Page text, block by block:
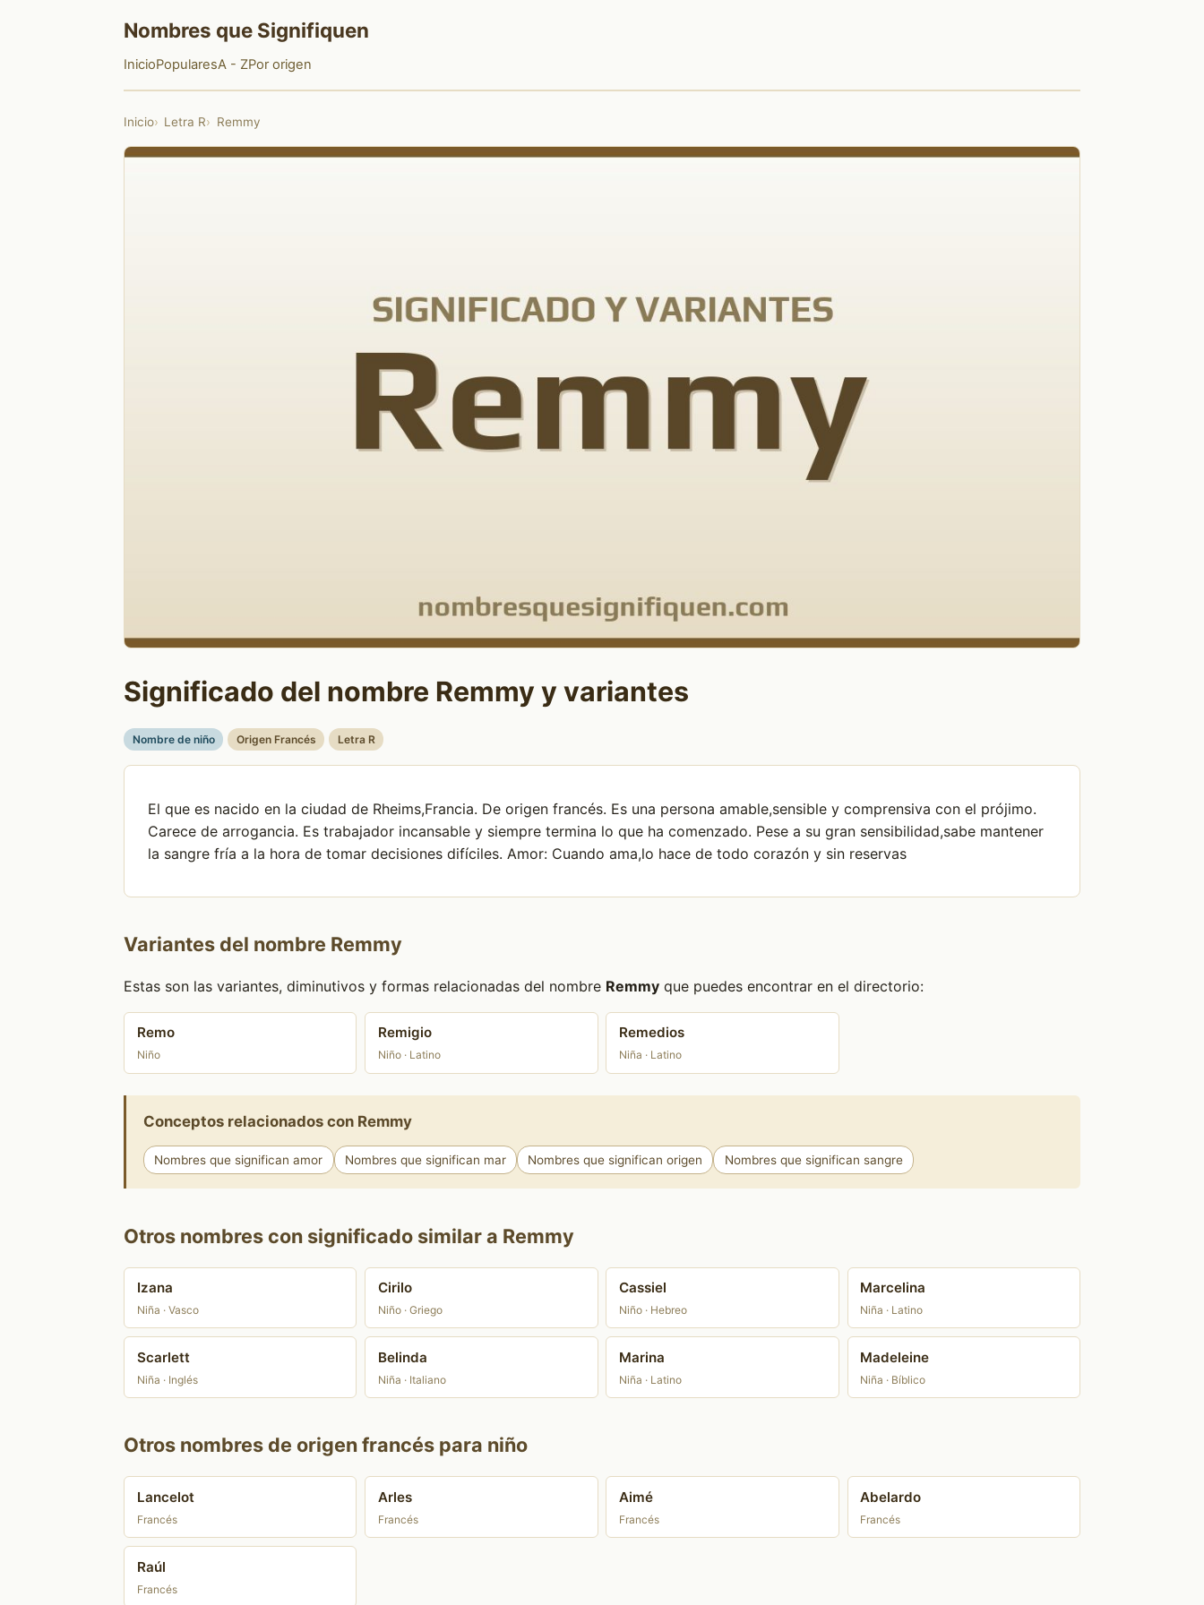
Nombres que Signifiquen
InicioPopularesA - ZPor origen
Inicio Letra R Remmy
Significado del nombre Remmy y variantes
Nombre de niño Origen Francés Letra R
El que es nacido en la ciudad de Rheims,Francia. De origen francés. Es una persona amable,sensible y comprensiva con el prójimo.
Carece de arrogancia. Es trabajador incansable y siempre termina lo que ha comenzado. Pese a su gran sensibilidad,sabe mantener
la sangre fría a la hora de tomar decisiones difíciles. Amor: Cuando ama,lo hace de todo corazón y sin reservas
Variantes del nombre Remmy
Estas son las variantes, diminutivos y formas relacionadas del nombre Remmy que puedes encontrar en el directorio:
Remo
Niño
Remigio
Niño · Latino
Remedios
Niña · Latino
Conceptos relacionados con Remmy
Nombres que significan amor Nombres que significan mar Nombres que significan origen Nombres que significan sangre
Otros nombres con significado similar a Remmy
Izana
Niña · Vasco
Cirilo
Niño · Griego
Cassiel
Niño · Hebreo
Marcelina
Niña · Latino
Scarlett
Niña · Inglés
Belinda
Niña · Italiano
Marina
Niña · Latino
Madeleine
Niña · Bíblico
Otros nombres de origen francés para niño
Lancelot
Francés
Arles
Francés
Aimé
Francés
Abelardo
Francés
Raúl
Francés